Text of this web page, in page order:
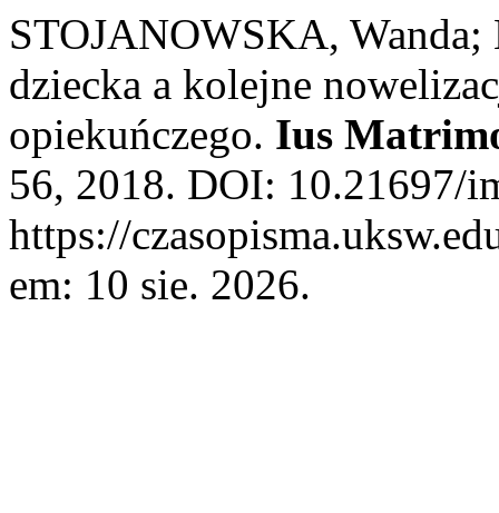
STOJANOWSKA,
dziecka a kolejne
opiekuńczego. Ius
56, 2018. DOI: 10.21697/
https://
em: 10 sie. 2026.